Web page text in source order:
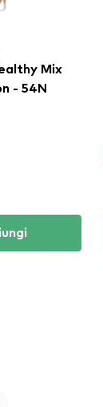
Mix
- 54N